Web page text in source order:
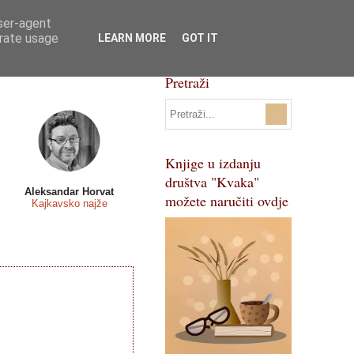
Svi natječaji
Pojmovnik
Aleksandar Horvat
Kajkavsko najže
Pretraži
Knjige u izdanju
društva "Kvaka"
možete naručiti ovdje
agent
usage
LEARN MORE GOT IT